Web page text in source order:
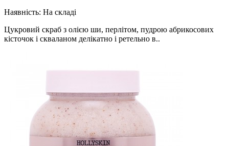
Наявність: На складі
Цукровий скраб з олією ши, перлітом, пудрою абрикосових
кісточок і скваланом делікатно і ретельно в..